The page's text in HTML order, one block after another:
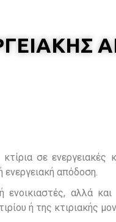
σε
ενεργειακή απόδοση.
αλλά και
ή της κτιριακής